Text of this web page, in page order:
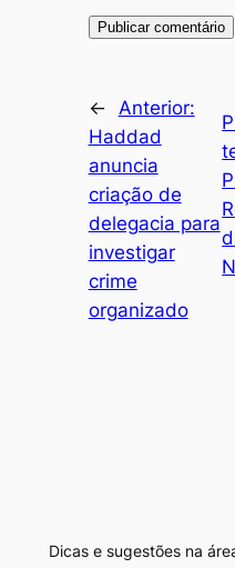
←
Anterior:
Haddad
anuncia
criação de
delegacia para
investigar
crime
organizado
Dicas e sugestões na